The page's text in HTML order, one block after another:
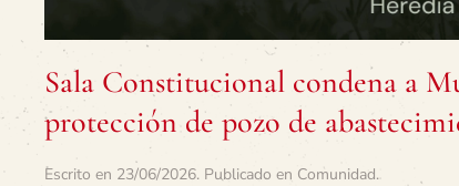
Sala Constitucional condena a
protección de pozo de
Escrito en 23/06/2026. Publicado en Comunidad.